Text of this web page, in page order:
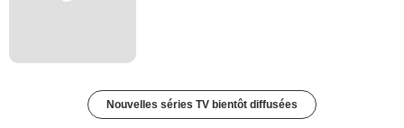
Nouvelles séries TV bientôt diffusées